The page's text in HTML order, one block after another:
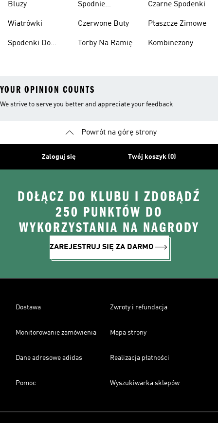
Bluzy
Wiatrówki
Spodenki Do
Spodnie
Czerwone Buty
Torby Na Ramię
Czarne Spodenki
Płaszcze Zimowe
Kombinezony
YOUR OPINION COUNTS
We strive to serve you better and appreciate your feedback
Powrót na górę strony
Zaloguj się Twój koszyk (0)
DOŁĄCZ DO KLUBU I ZDOBĄDŹ
250 PUNKTÓW DO
WYKORZYSTANIA NA NAGRODY
ZAREJESTRUJ SIĘ ZA DARMO
Dostawa Zwroty i refundacja
Monitorowanie zamówienia Mapa strony
Dane adresowe adidas Realizacja płatności
Pomoc Wyszukiwarka sklepów